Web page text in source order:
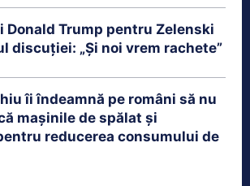
Donald Trump pentru Zelenski
discuției: „Și noi vrem rachete”
îi îndeamnă pe români să nu
mașinile de spălat și
reducerea consumului de